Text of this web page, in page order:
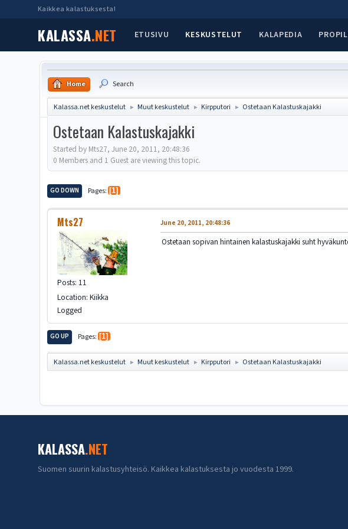
Kaikkea kalastuksesta!
KALASSA.NET ETUSIVU KESKUSTELUT KALAPEDIA
Home Search
Kalassa.net keskustelut ► Muut keskustelut ► Kirpputori ► Ostetaan Kalastuskajakki
Ostetaan Kalastuskajakki
Started by Mts27, June 20, 2011, 20:48:36
0 Members and 1 Guest are viewing this topic.
GO DOWN Pages 1
Mts27
Posts: 11
Location: Kiikka
Logged
June 20, 2011, 20:48:36
Ostetaan sopivan hintainen kalastuskajakki suht
GO UP Pages 1
Kalassa.net keskustelut ► Muut keskustelut ► Kirpputori ► Ostetaan Kalastuskajakki
KALASSA.NET
Suomen suurin kalastusyhteisö. Kaikkea kalastuksesta jo vuodesta 1999.